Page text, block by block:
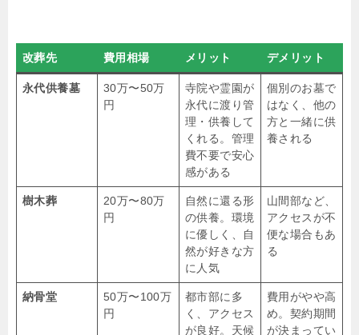
改葬先 費用相場 メリット デメリット
永代供養墓
30万〜50万
円
寺院や霊園が
永代に渡り管
理・供養して
くれる。管理
費不要で安心
感がある
個別のお墓で
はなく、他の
方と一緒に供
養される
樹木葬
20万〜80万
円
自然に還る形
の供養。環境
に優しく、自
然が好きな方
に人気
山間部など、
アクセスが不
便な場合もあ
る
納骨堂
50万〜100万
円
都市部に多
く、アクセス
が良好。天候
費用がやや高
め。契約期間
が決まってい